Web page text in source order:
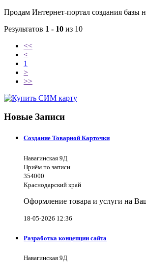
Продам Интернет-портал создания
Результатов 1 - 10 из 10
<<
<
1
>
>>
Новые Записи
Создание Товарной Карточки
Навагинская 9Д
Приём по записи
354000
Краснодарский край
Оформление товара и услуги на
18-05-2026 12:36
Разработка концепции сайта
Навагинская 9Д